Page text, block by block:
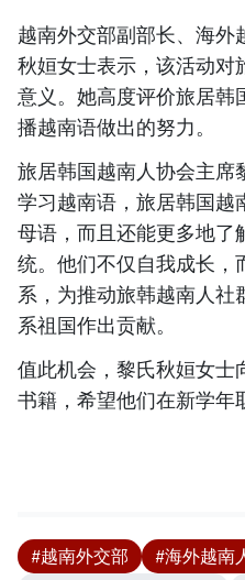
越南外交部副部长、海外
秋姮女士表示，该活动对
意义。她高度评价旅居韩
播越南语做出的努力。
旅居韩国越南人协会主席
学习越南语，旅居韩国越
母语，而且还能更多地了
统。他们不仅自我成长，
系，为推动旅韩越南人
系祖国作出贡献。
值此机会，黎氏秋姮女士
书籍，希望他们在新学年
#越南外交部
#海外越南